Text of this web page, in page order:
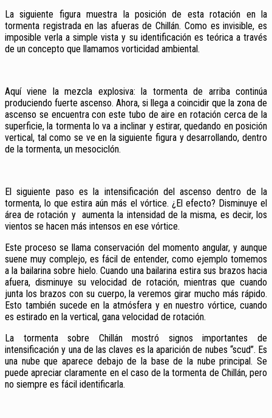
La siguiente figura muestra la posición de esta rotación en la
tormenta registrada en las afueras de Chillán. Como es invisible, es
imposible verla a simple vista y su identificación es teórica a través
de un concepto que llamamos vorticidad ambiental.
Aquí viene la mezcla explosiva: la tormenta de arriba continúa
produciendo fuerte ascenso. Ahora, si llega a coincidir que la zona de
ascenso se encuentra con este tubo de aire en rotación cerca de la
superficie, la tormenta lo va a inclinar y estirar, quedando en posición
vertical, tal como se ve en la siguiente figura y desarrollando, dentro
de la tormenta, un mesociclón.
El siguiente paso es la intensificación del ascenso dentro de la
tormenta, lo que estira aún más el vórtice. ¿El efecto? Disminuye el
área de rotación y aumenta la intensidad de la misma, es decir, los
vientos se hacen más intensos en ese vórtice.
Este proceso se llama conservación del momento angular, y aunque
suene muy complejo, es fácil de entender, como ejemplo tomemos
a la bailarina sobre hielo. Cuando una bailarina estira sus brazos hacia
afuera, disminuye su velocidad de rotación, mientras que cuando
junta los brazos con su cuerpo, la veremos girar mucho más rápido.
Esto también sucede en la atmósfera y en nuestro vórtice, cuando
es estirado en la vertical, gana velocidad de rotación.
La tormenta sobre Chillán mostró signos importantes de
intensificación y una de las claves es la aparición de nubes “scud”. Es
una nube que aparece debajo de la base de la nube principal. Se
puede apreciar claramente en el caso de la tormenta de Chillán, pero
no siempre es fácil identificarla.